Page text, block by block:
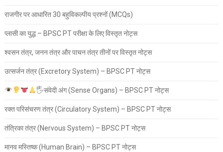
राजगीर पर आधारित 30 बहुविकल्पीय प्रश्नों (MCQs)
प्लासी का युद्ध – BPSC PT परीक्षा के लिए विस्तृत नोट्स
श्वसन तंत्र, जनन तंत्र और पाचन तंत्र तीनों पर विस्तृत नोट्स
उत्सर्जन तंत्र (Excretory System) – BPSC PT नोट्स
🖐संवेदी अंग (Sense Organs) – BPSC PT नोट्स
रक्त परिसंचरण तंत्र (Circulatory System) – BPSC PT नोट्स
तंत्रिका तंत्र (Nervous System) – BPSC PT नोट्स
मानव मस्तिष्क (Human Brain) – BPSC PT नोट्स